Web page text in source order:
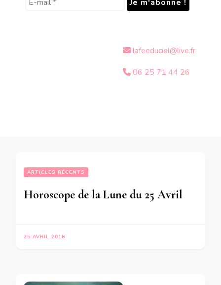
lafeeduciel@live.fr
06 25 71 44 26
ARTICLES RÉCENTS
25 AVRIL 2018